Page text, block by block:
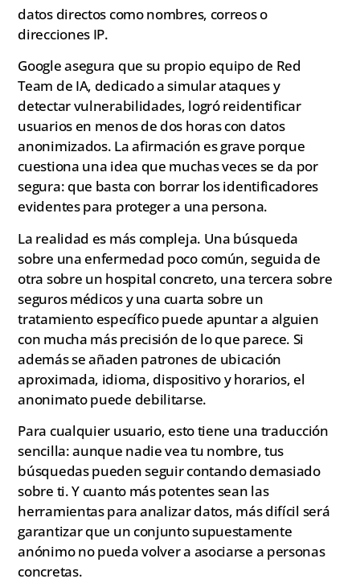
datos directos como nombres, correos o
direcciones IP.
Google asegura que su propio equipo de Red
Team de IA, dedicado a simular ataques y
detectar vulnerabilidades, logró reidentificar
usuarios en menos de dos horas con datos
anonimizados. La afirmación es grave porque
cuestiona una idea que muchas veces se da por
segura: que basta con borrar los identificadores
evidentes para proteger a una persona.
La realidad es más compleja. Una búsqueda
sobre una enfermedad poco común, seguida de
otra sobre un hospital concreto, una tercera sobre
seguros médicos y una cuarta sobre un
tratamiento específico puede apuntar a alguien
con mucha más precisión de lo que parece. Si
además se añaden patrones de ubicación
aproximada, idioma, dispositivo y horarios, el
anonimato puede debilitarse.
Para cualquier usuario, esto tiene una traducción
sencilla: aunque nadie vea tu nombre, tus
búsquedas pueden seguir contando demasiado
sobre ti. Y cuanto más potentes sean las
herramientas para analizar datos, más difícil será
garantizar que un conjunto supuestamente
anónimo no pueda volver a asociarse a personas
concretas.